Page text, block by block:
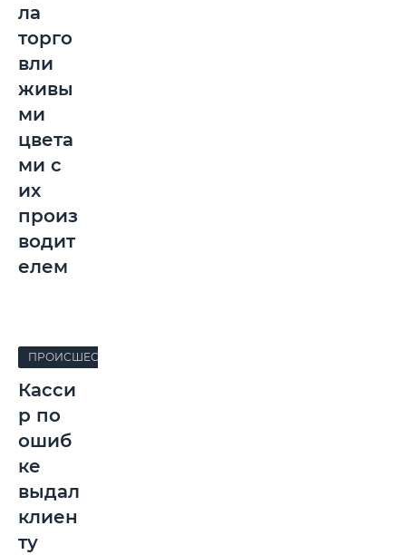
ла
торго
вли
живы
ми
цвета
ми с
их
произ
водит
елем
ПРОИСШЕСТВИЯ
Касси
р по
ошиб
ке
выдал
клиен
ту